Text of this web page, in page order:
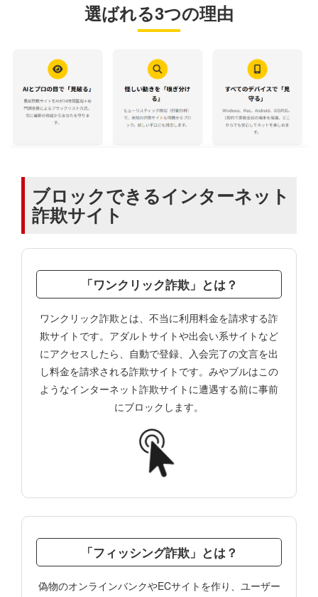
選ばれる3つの理由
ブロックできるインターネット
詐欺サイト
「ワンクリック詐欺」とは？
ワンクリック詐欺とは、不当に利用料金を請求する詐
欺サイトです。アダルトサイトや出会い系サイトなど
にアクセスしたら、自動で登録、入会完了の文言を出
し料金を請求される詐欺サイトです。みやブルはこの
ようなインターネット詐欺サイトに遭遇する前に事前
にブロックします。
「フィッシング詐欺」とは？
偽物のオンラインバンクやECサイトを作り、ユーザー